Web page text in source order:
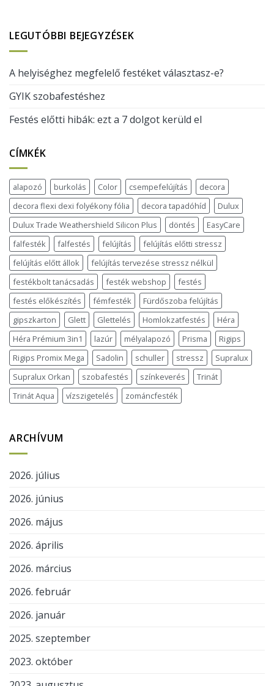
LEGUTÓBBI BEJEGYZÉSEK
A helyiséghez megfelelő festéket választasz-e?
GYIK szobafestéshez
Festés előtti hibák: ezt a 7 dolgot kerüld el
CÍMKÉK
alapozó burkolás Color csempefelújítás
decora
decora flexi dexi folyékony fólia
decora tapadóhíd
Dulux
Dulux Trade Weathershield Silicon Plus
döntés
EasyCare
falfesték
falfestés felújítás
felújítás előtti stressz
felújítás előtt állok
felújítás tervezése stressz nélkül
festékbolt tanácsadás
festék webshop
festés
festés előkészítés
fémfesték
Fürdőszoba felújítás
gipszkarton
Glett Glettelés Homlokzatfestés
Héra
Héra Prémium 3in1
lazúr mélyalapozó Prisma
Rigips
Rigips Promix Mega
Sadolin schuller stressz
Supralux
Supralux Orkan
szobafestés színkeverés
Trinát
Trinát Aqua
vízszigetelés zománcfesték
ARCHÍVUM
2026. július
2026. június
2026. május
2026. április
2026. március
2026. február
2026. január
2025. szeptember
2023. október